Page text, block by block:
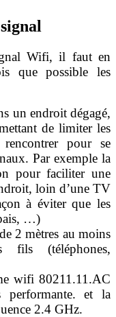
Wifi, il faut en
que possible les
un endroit dégagé,
de limiter les
pour se
Par exemple la
pour faciliter une
loin d’une TV
à éviter que les
…)
2 mètres au moins
fils (téléphones,
wifi 80211.11.AC
et la
2.4 GHz.